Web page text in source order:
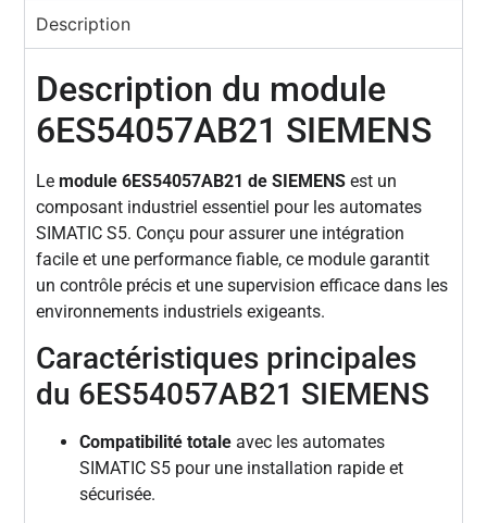
Description
Description du module
6ES54057AB21 SIEMENS
Lemodule 6ES54057AB21 de SIEMENS est un
composant industriel essentiel pour les automates
SIMATIC S5. Conçu pour assurer une intégration
facile et une performance fiable, ce module garantit
un contrôle précis et une supervision efficace dans les
environnements industriels exigeants.
Caractéristiques principales
du 6ES54057AB21 SIEMENS
Compatibilité totale avec les automates
SIMATIC S5 pour une installation rapide et
sécurisée.